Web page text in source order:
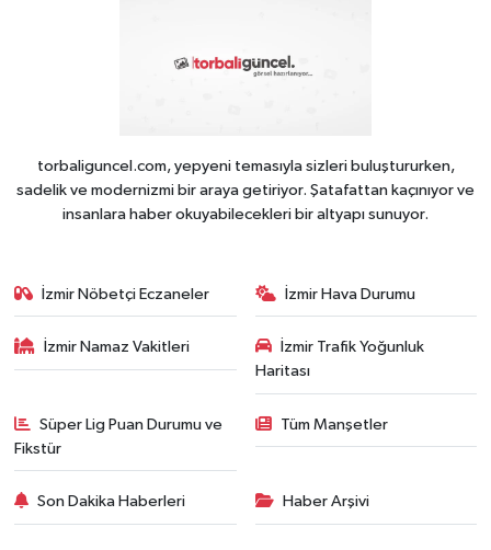
torbaliguncel.com, yepyeni temasıyla sizleri buluştururken,
sadelik ve modernizmi bir araya getiriyor. Şatafattan kaçınıyor ve
insanlara haber okuyabilecekleri bir altyapı sunuyor.
İzmir Nöbetçi Eczaneler İzmir Hava Durumu
İzmir Namaz Vakitleri
İzmir Trafik Yoğunluk
Haritası
Süper Lig Puan Durumu ve
Fikstür
Tüm Manşetler
Son Dakika Haberleri Haber Arşivi